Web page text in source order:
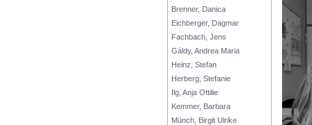
Brenner, Danica
Eichberger, Dagmar
Fachbach, Jens
Gáldy, Andrea Maria
Heinz, Stefan
Herberg, Stefanie
Ilg, Anja Ottilie
Kemmer, Barbara
Münch, Birgit Ulrike